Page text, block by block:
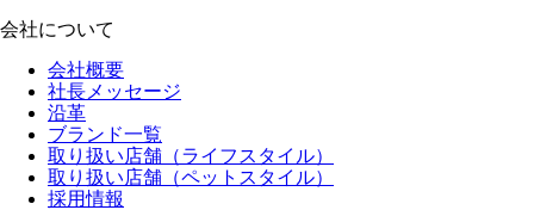
会社について
会社概要
社長メッセージ
沿革
ブランド一覧
取り扱い店舗（ライフスタイル）
取り扱い店舗（ペットスタイル）
採用情報